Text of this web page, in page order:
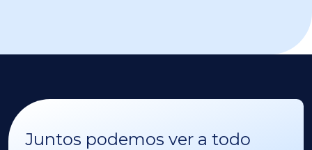
Juntos podemos ver a todo